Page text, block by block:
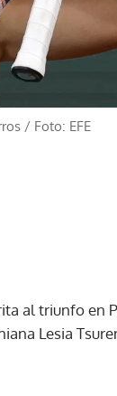
/ Foto: EFE
al triunfo en
Lesia